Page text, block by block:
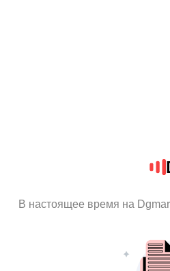
В настоящее время на